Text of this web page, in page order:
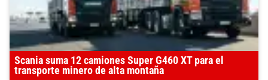
Scania suma 12 camiones Super G460 XT para el
transporte minero de alta montaña